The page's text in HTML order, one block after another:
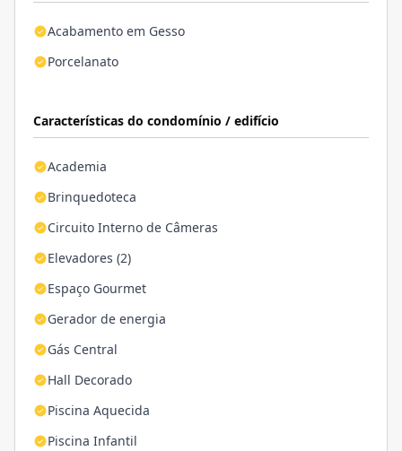
Acabamento em Gesso
Porcelanato
Características do condomínio / edifício
Academia
Brinquedoteca
Circuito Interno de Câmeras
Elevadores (2)
Espaço Gourmet
Gerador de energia
Gás Central
Hall Decorado
Piscina Aquecida
Piscina Infantil